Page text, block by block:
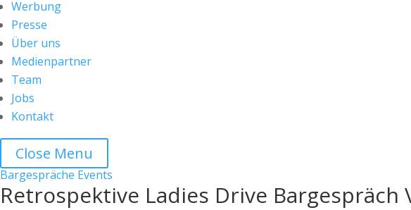
Werbung
Presse
Über uns
Medienpartner
Team
Jobs
Kontakt
Close Menu
Bargespräche Events
Retrospektive Ladies Drive Bargespräch